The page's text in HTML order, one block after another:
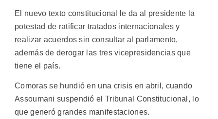
El nuevo texto constitucional le da al presidente la
potestad de ratificar tratados internacionales y
realizar acuerdos sin consultar al parlamento,
además de derogar las tres vicepresidencias que
tiene el país.
Comoras se hundió en una crisis en abril, cuando
Assoumani suspendió el Tribunal Constitucional, lo
que generó grandes manifestaciones.